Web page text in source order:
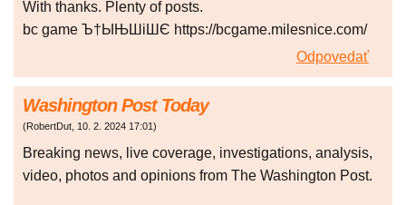
With thanks. Plenty of posts.
bc game Ъ†ЫЊШіШЄ https://bcgame.milesnice.com/
Odpovedať
Washington Post Today
(RobertDut 10. 2. 2024 17:01)
Breaking news, live coverage, investigations, analysis,
video, photos and opinions from The Washington Post.